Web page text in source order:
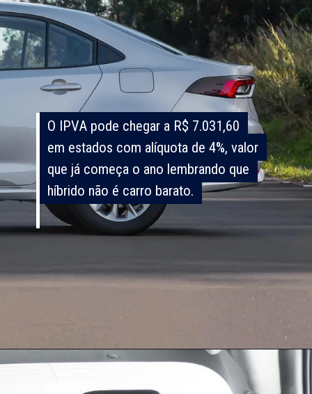
O IPVA pode chegar a R$ 7.031,60
em estados com alíquota de 4%, valor
que já começa o ano lembrando que
híbrido não é carro barato.
O IPVA pode chegar a R$ 7.031,60
em estados com alíquota de 4%, valor
que já começa o ano lembrando que
híbrido não é carro barato.